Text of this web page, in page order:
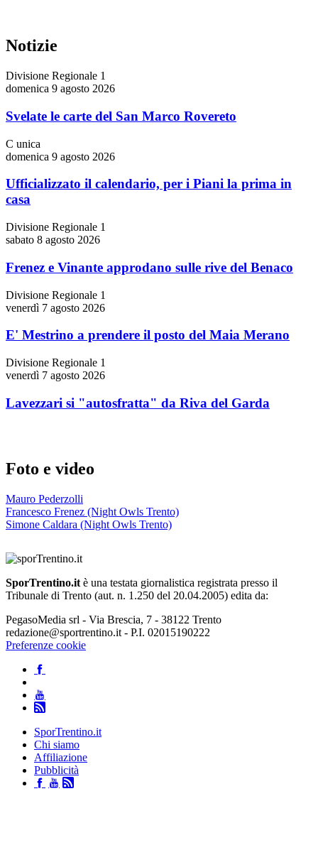
Notizie
Divisione Regionale 1
domenica 9 agosto 2026
Svelate le carte del San Marco Rovereto
C unica
domenica 9 agosto 2026
Ufficializzato il calendario, per i Piani la prima in
casa
Divisione Regionale 1
sabato 8 agosto 2026
Frenez e Vinante approdano sulle rive del Benaco
Divisione Regionale 1
venerdì 7 agosto 2026
E' Mestrino a prendere il posto del Maia Merano
Divisione Regionale 1
venerdì 7 agosto 2026
Lavezzari si "autosfratta" da Riva del Garda
Foto e video
Mauro Pederzolli
Francesco Frenez (Night Owls Trento)
Simone Caldara (Night Owls Trento)
SporTrentino.it è una testata giornalistica registrata presso il
Tribunale di Trento (aut. n. 1.250 del 20.04.2005) edita da:
PegasoMedia srl - Via Brescia, 7 - 38122 Trento
redazione@sportrentino.it - P.I. 02015190222
Preferenze cookie
SporTrentino.it
Chi siamo
Affiliazione
Pubblicità